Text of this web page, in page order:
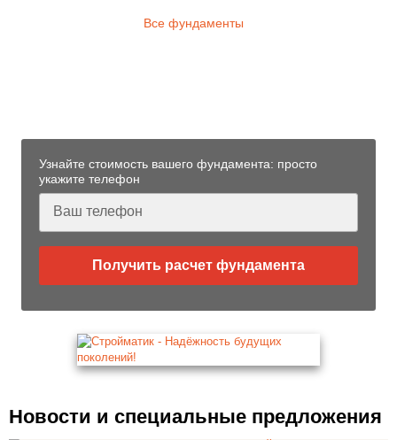
Все фундаменты
Узнайте стоимость вашего фундамента: просто
укажите телефон
Получить расчет фундамента
Новости и специальные предложения